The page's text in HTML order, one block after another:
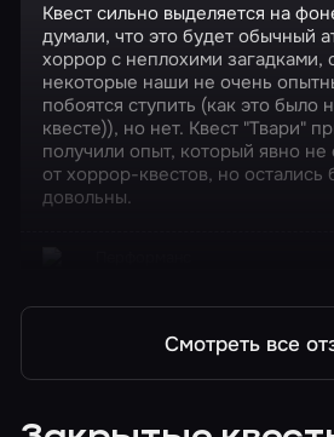
Квест сильно выделяется на
думали, что это будет обычный
хоррор с неплохими загадками,
некоторые наши не очень
побоятся ступить (как это было
квесте)), но нет. Квест "Твари"
получили опыт, который явно
от хоррор-квестов, но остались
довольны.
Смотреть все